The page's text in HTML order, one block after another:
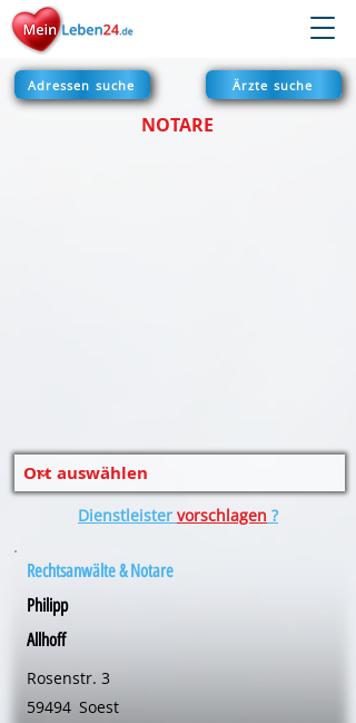
Adressen suche Ärzte suche
NOTARE
Dienstleister vorschlagen ?
Rechtsanwälte & Notare
Philipp
Allhoff
Rosenstr. 3
59494 Soest